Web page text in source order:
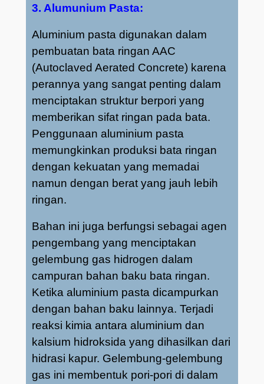
3. Alumunium Pasta:
Aluminium pasta digunakan dalam
pembuatan bata ringan AAC
(Autoclaved Aerated Concrete) karena
perannya yang sangat penting dalam
menciptakan struktur berpori yang
memberikan sifat ringan pada bata.
Penggunaan aluminium pasta
memungkinkan produksi bata ringan
dengan kekuatan yang memadai
namun dengan berat yang jauh lebih
ringan.
Bahan ini juga berfungsi sebagai agen
pengembang yang menciptakan
gelembung gas hidrogen dalam
campuran bahan baku bata ringan.
Ketika aluminium pasta dicampurkan
dengan bahan baku lainnya. Terjadi
reaksi kimia antara aluminium dan
kalsium hidroksida yang dihasilkan dari
hidrasi kapur. Gelembung-gelembung
gas ini membentuk pori-pori di dalam